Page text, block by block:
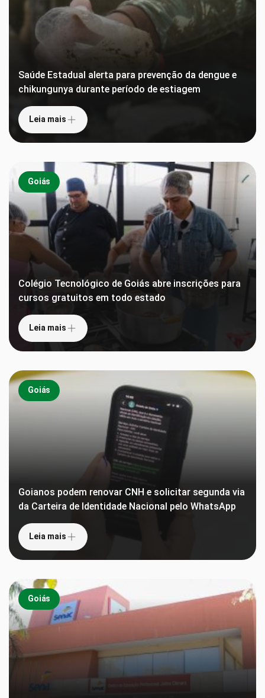
Saúde Estadual alerta para prevenção da dengue e
chikungunya durante período de estiagem
Leia mais
Goiás
Colégio Tecnológico de Goiás abre inscrições para
cursos gratuitos em todo estado
Leia mais
Goiás
Goianos podem renovar CNH e solicitar segunda via
da Carteira de Identidade Nacional pelo WhatsApp
Leia mais
Goiás